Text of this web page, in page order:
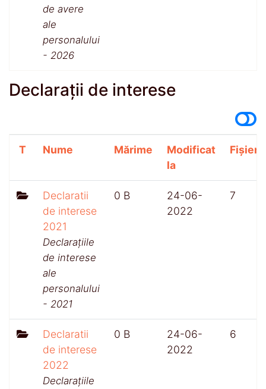
de avere
ale
personalului
- 2026
Declarații de interese
T Nume Mărime
Modificat
la
Fișiere
Declaratii
de interese
2021
Declarațiile
de interese
ale
personalului
- 2021
0 B
24-06-
2022
7
Declaratii
de interese
2022
Declarațiile
0 B
24-06-
2022
6